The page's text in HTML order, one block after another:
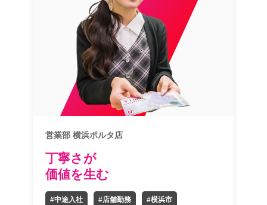
営業部 横浜ポルタ店
丁寧さが
価値を生む
#中途入社 #店舗勤務 #横浜市